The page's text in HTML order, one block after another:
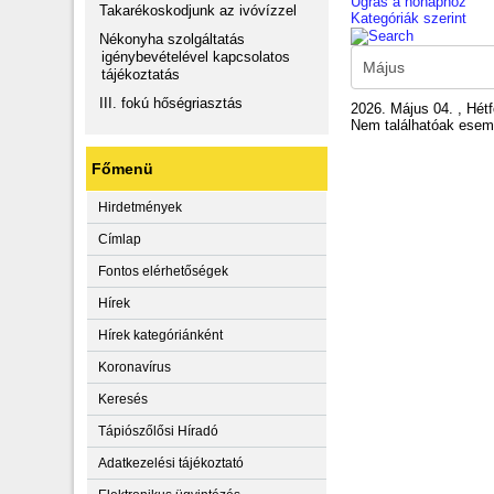
Takarékoskodjunk az ivóvízzel
Nékonyha szolgáltatás
igénybevételével kapcsolatos
tájékoztatás
III. fokú hőségriasztás
Főmenü
Hirdetmények
Címlap
Fontos elérhetőségek
Hírek
Hírek kategóriánként
Koronavírus
Keresés
Tápiószőlősi Híradó
Adatkezelési tájékoztató
Kategóriák szerint
2026. Május 04. ,
Nem találhatóak